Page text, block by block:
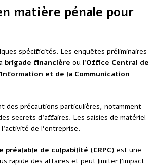
matière pénale pour
spécificités. Les enquêtes préliminaires
brigade financière ou l’Office Central de
et de la Communication
des précautions particulières, notamment
secrets d’affaires. Les saisies de matériel
de l’entreprise.
de culpabilité (CRPC) est une
rapide des affaires et peut limiter l’impact